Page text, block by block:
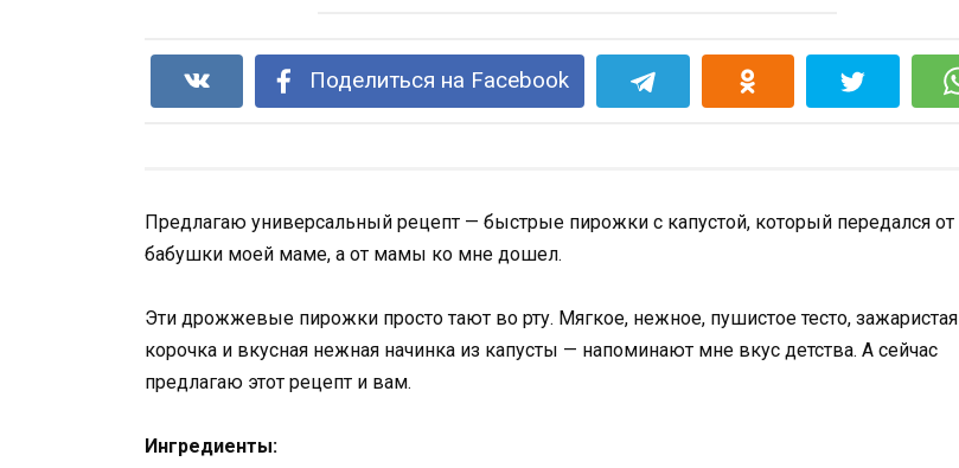
Поделиться на Facebook
Предлагаю универсальный рецепт — быстрые пирожки с капустой, который передался от
бабушки моей маме, а от мамы ко мне дошел.
Эти дрожжевые пирожки просто тают во рту. Мягкое, нежное, пушистое тесто, зажаристая
корочка и вкусная нежная начинка из капусты — напоминают мне вкус детства. А сейчас
предлагаю этот рецепт и вам.
Ингредиенты: